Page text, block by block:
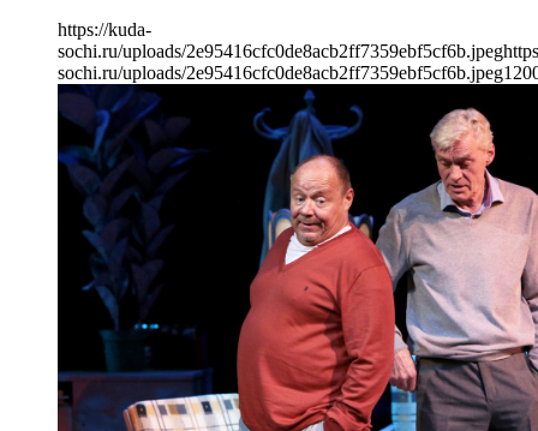
https://kuda-
sochi.ru/uploads/2e95416cfc0de8acb2ff7359ebf5cf6b.jpeg
sochi.ru/uploads/2e95416cfc0de8acb2ff7359ebf5cf6b.jpeg